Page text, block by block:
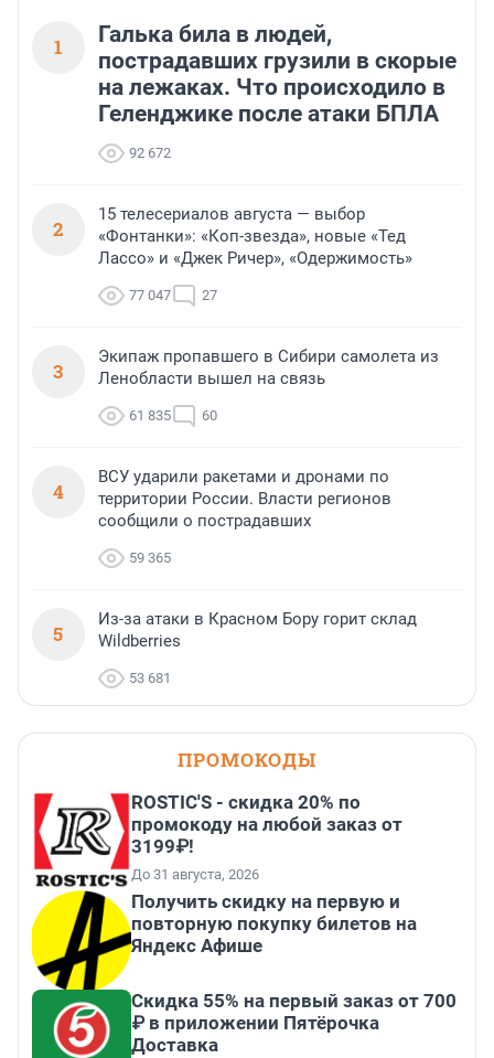
1
Галька била в людей,
пострадавших грузили в скорые
на лежаках. Что происходило в
Геленджике после атаки БПЛА
92 672
2
15 телесериалов августа — выбор
«Фонтанки»: «Коп-звезда», новые «Тед
Лассо» и «Джек Ричер», «Одержимость»
77 047 27
3
Экипаж пропавшего в Сибири самолета из
Ленобласти вышел на связь
61 835 60
4
ВСУ ударили ракетами и дронами по
территории России. Власти регионов
сообщили о пострадавших
59 365
5
Из-за атаки в Красном Бору горит склад
Wildberries
53 681
ПРОМОКОДЫ
ROSTIC'S - скидка 20% по
промокоду на любой заказ от
3199₽!
До 31 августа, 2026
Получить скидку на первую и
повторную покупку билетов на
Яндекс Афише
Скидка 55% на первый заказ от 700
₽ в приложении Пятёрочка
Доставка